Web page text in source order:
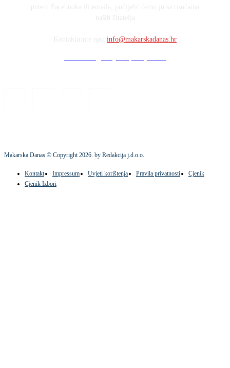
info@makarskadanas.hr
Makarska Danas © Copyright2026. by Redakcija j.d.o.o.
Kontakt Impressum Uvjeti korištenja Pravila privatnosti
Cjenik
Cjenik Izbori